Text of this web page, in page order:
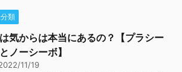
類
気からは本当にあるの？【プラシー
ノーシーボ】
11/19